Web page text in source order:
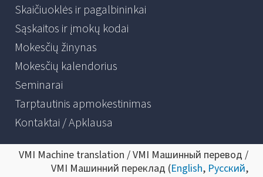
Skaičiuoklės ir pagalbininkai
Sąskaitos ir įmokų kodai
Mokesčių žinynas
Mokesčių kalendorius
Seminarai
Tarptautinis apmokestinimas
Kontaktai / Apklausa
VMI Machine translation / VMI Машинный перевод /
VMI Машинний переклад (English, Русский,